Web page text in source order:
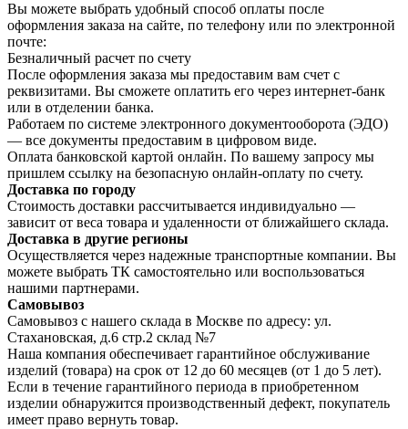
Вы можете выбрать удобный способ оплаты после
оформления заказа на сайте, по телефону или по электронной
почте:
Безналичный расчет по счету
После оформления заказа мы предоставим вам счет с
реквизитами. Вы сможете оплатить его через интернет-банк
или в отделении банка.
Работаем по системе электронного документооборота (ЭДО)
— все документы предоставим в цифровом виде.
Оплата банковской картой онлайн. По вашему запросу мы
пришлем ссылку на безопасную онлайн-оплату по счету.
Доставка по городу
Стоимость доставки рассчитывается индивидуально —
зависит от веса товара и удаленности от ближайшего склада.
Доставка в другие регионы
Осуществляется через надежные транспортные компании. Вы
можете выбрать ТК самостоятельно или воспользоваться
нашими партнерами.
Самовывоз
Самовывоз с нашего склада в Москве по адресу: ул.
Стахановская, д.6 стр.2 склад №7
Наша компания обеспечивает гарантийное обслуживание
изделий (товара) на срок от 12 до 60 месяцев (от 1 до 5 лет).
Если в течение гарантийного периода в приобретенном
изделии обнаружится производственный дефект, покупатель
имеет право вернуть товар.